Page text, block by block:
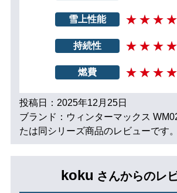
雪上性能
持続性
燃費
投稿日：2025年12月25日
ブランド：ウィンターマックス
たは同シリーズ商品のレビューです
koku さんからのレ